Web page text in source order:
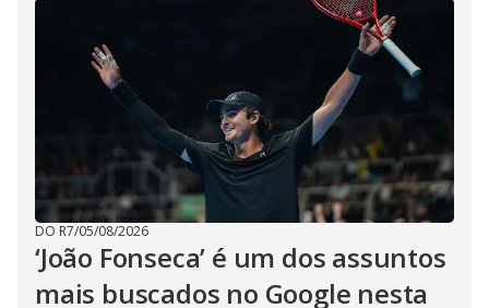
DO R7/05/08/2026
‘João Fonseca’ é um dos assuntos
mais buscados no Google nesta